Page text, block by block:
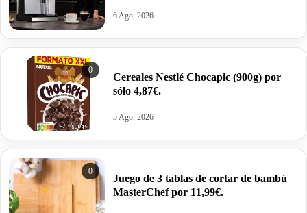
6 Ago, 2026
0
Cereales Nestlé Chocapic (900g) por
sólo 4,87€.
5 Ago, 2026
0
Juego de 3 tablas de cortar de bambú
MasterChef por 11,99€.